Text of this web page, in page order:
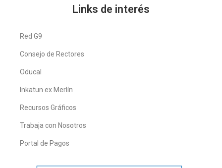
Links de interés
Red G9
Consejo de Rectores
Oducal
Inkatun ex Merlín
Recursos Gráficos
Trabaja con Nosotros
Portal de Pagos